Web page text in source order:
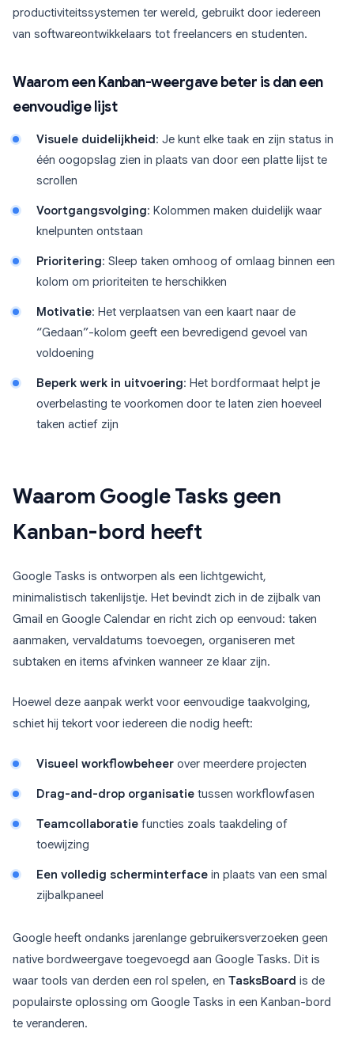
productiviteitssystemen ter wereld, gebruikt door iedereen
van softwareontwikkelaars tot freelancers en studenten.
Waarom een Kanban-weergave beter is dan een
eenvoudige lijst
Visuele duidelijkheid : Je kunt elke taak en zijn status in
één oogopslag zien in plaats van door een platte lijst te
scrollen
Voortgangsvolging: Kolommen maken duidelijk waar
knelpunten ontstaan
Prioritering: Sleep taken omhoog of omlaag binnen een
kolom om prioriteiten te herschikken
Motivatie: Het verplaatsen van een kaart naar de
“Gedaan”-kolom geeft een bevredigend gevoel van
voldoening
Beperk werk in uitvoering: Het bordformaat helpt je
overbelasting te voorkomen door te laten zien hoeveel
taken actief zijn
Waarom Google Tasks geen
Kanban-bord heeft
Google Tasks is ontworpen als een lichtgewicht,
minimalistisch takenlijstje. Het bevindt zich in de zijbalk van
Gmail en Google Calendar en richt zich op eenvoud: taken
aanmaken, vervaldatums toevoegen, organiseren met
subtaken en items afvinken wanneer ze klaar zijn.
Hoewel deze aanpak werkt voor eenvoudige taakvolging,
schiet hij tekort voor iedereen die nodig heeft:
Visueel workflowbeheer over meerdere projecten
Drag-and-drop organisatie tussen workflowfasen
Teamcollaboratie functies zoals taakdeling of
toewijzing
Een volledig scherminterface in plaats van een smal
zijbalkpaneel
Google heeft ondanks jarenlange gebruikersverzoeken geen
native bordweergave toegevoegd aan Google Tasks. Dit is
waar tools van derden een rol spelen, en TasksBoard is de
populairste oplossing om Google Tasks in een Kanban-bord
te veranderen.